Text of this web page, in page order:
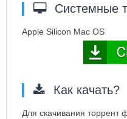
Системные
Apple Silicon Mac OS
Как качать?
Для скачивания торрент